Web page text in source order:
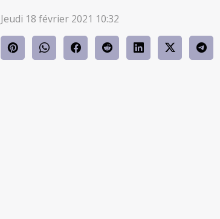
Jeudi 18 février 2021 10:32